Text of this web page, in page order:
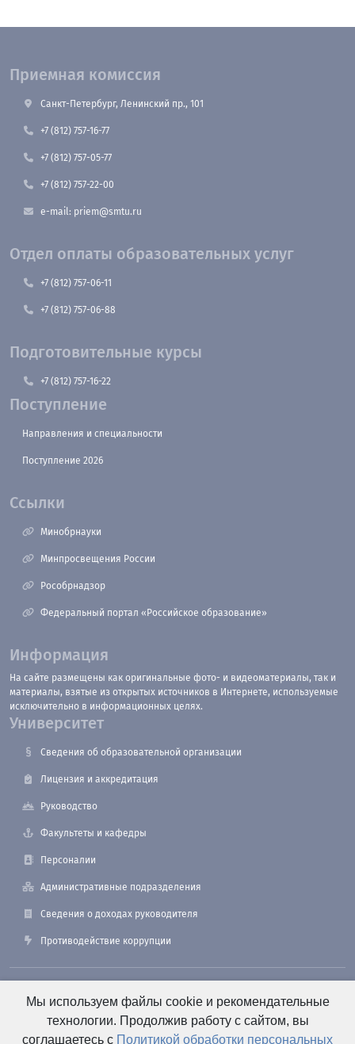
Приемная комиссия
Санкт-Петербург, Ленинский пр., 101
+7 (812) 757-16-77
+7 (812) 757-05-77
+7 (812) 757-22-00
e-mail: priem@smtu.ru
Отдел оплаты образовательных услуг
+7 (812) 757-06-11
+7 (812) 757-06-88
Подготовительные курсы
+7 (812) 757-16-22
Поступление
Направления и специальности
Поступление 2026
Ссылки
Минобрнауки
Минпросвещения России
Рособрнадзор
Федеральный портал «Российское образование»
Информация
На сайте размещены как оригинальные фото- и видеоматериалы, так и
материалы, взятые из открытых источников в Интернете, используемые
исключительно в информационных целях.
Университет
Сведения об образовательной организации
Лицензия и аккредитация
Руководство
Факультеты и кафедры
Персоналии
Административные подразделения
Сведения о доходах руководителя
Противодействие коррупции
190121, Санкт-Петербург, ул. Лоцманская, 3
Мы используем файлы cookie и рекомендательные
технологии. Продолжив работу с сайтом, вы
соглашаетесь с Политикой обработки персональных